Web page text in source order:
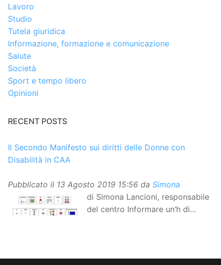
Lavoro
Studio
Tutela giuridica
Informazione, formazione e comunicazione
Salute
Società
Sport e tempo libero
Opinioni
RECENT POSTS
Il Secondo Manifesto sui diritti delle Donne con
Disabilità in CAA
Pubblicato il 13 Agosto 2019 15:56 da Simona
di Simona Lancioni, responsabile
del centro Informare un’h di
aumentativa alternativa (CAA) del “Secondo Manifesto